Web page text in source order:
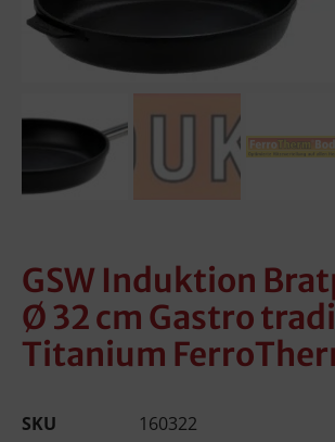
GSW Induktion
Ø 32 cm Gastro
Titanium
SKU
160322